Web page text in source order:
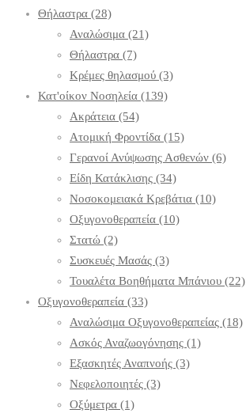
Θήλαστρα (28)
Αναλώσιμα (21)
Θήλαστρα (7)
Κρέμες θηλασμού (3)
Κατ'οίκον Νοσηλεία (139)
Ακράτεια (54)
Ατομική Φροντίδα (15)
Γερανοί Ανύψωσης Ασθενών (6)
Είδη Κατάκλισης (34)
Νοσοκομειακά Κρεβάτια (10)
Οξυγονοθεραπεία (10)
Στατώ (2)
Συσκευές Μασάς (3)
Τουαλέτα Βοηθήματα Μπάνιου (22)
Οξυγονοθεραπεία (33)
Αναλώσιμα Οξυγονοθεραπείας (18)
Ασκός Αναζωογόνησης (1)
Εξασκητές Αναπνοής (3)
Νεφελοποιητές (3)
Οξύμετρα (1)